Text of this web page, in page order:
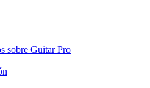
sobre Guitar Pro